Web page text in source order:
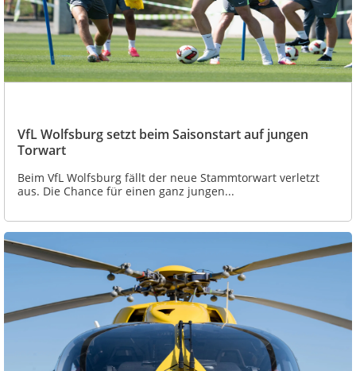
VfL Wolfsburg setzt beim Saisonstart auf jungen
Torwart
Beim VfL Wolfsburg fällt der neue Stammtorwart verletzt
aus. Die Chance für einen ganz jungen...